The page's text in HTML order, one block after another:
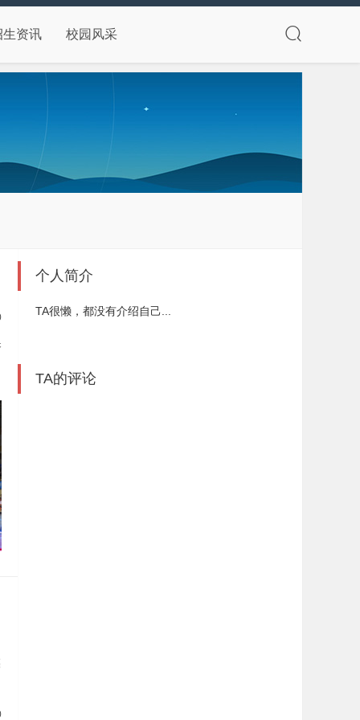
生资讯 校园风采
个人简介
TA很懒，都没有介绍自己...
TA的评论